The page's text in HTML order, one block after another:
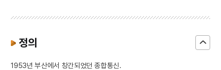
7
세종
10 자유시사변
정의
1953년 부산에서 창간되었던 종합통신.